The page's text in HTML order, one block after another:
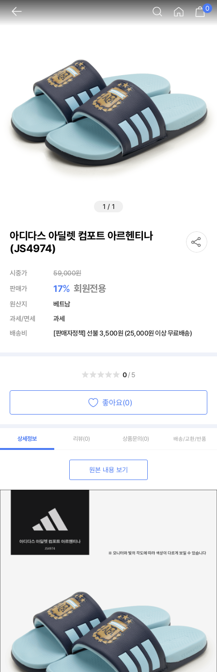
0
1 / 1
아디다스 아딜렛 컴포트 아르헨티나
(JS4974)
시중가 59,000원
판매가
17% 회원전용
원산지
베트남
과세/면세
과세
배송비
[판매자정책] 선불 3,500원 (25,000원 이상 무료배송)
0/5
좋아요(0)
상세정보 리뷰(0) 상품문의 (0) 배송/교환/반품
원본 내용 보기